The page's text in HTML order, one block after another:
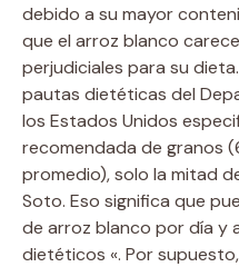
debido a su mayor
que el arroz blanco
perjudiciales para su
pautas dietéticas del
los Estados Unidos
recomendada de granos
promedio), solo la mitad
Soto. Eso significa que
de arroz blanco por día y
dietéticos «. Por